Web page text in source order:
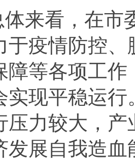
体来看，在市
于疫情防控
障等各项工
实现平稳运
压力较大，
发展自我造